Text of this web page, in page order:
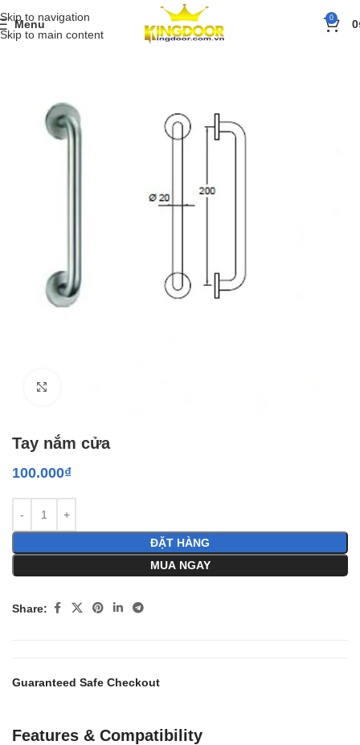
Skip to navigation
Skip to main content
Menu 0 0
Trang chủ» Sản phẩm Phụ kiện cửa»Tay nắm cửa
Tay nắm cửa
100.000₫
ĐẶT HÀNG
MUA NGAY
Share:
Guaranteed Safe Checkout
Features & Compatibility